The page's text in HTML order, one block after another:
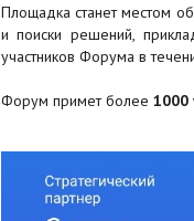
Площадка станет местом
и поиски решений,
участников Форума в
Форум примет более 1000